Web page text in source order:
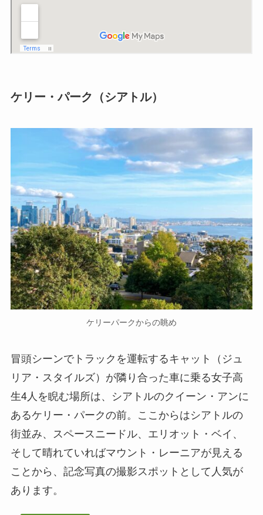
ケリー・パーク（シアトル）
ケリーパークからの眺め
冒頭シーンでトラックを運転するキャット（ジュ
リア・スタイルズ）が隣り合った車に乗る女子高
生4人を睨む場所は、シアトルのクイーン・アンに
あるケリー・パークの前。ここからはシアトルの
街並み、スペースニードル、エリオット・ベイ、
そして晴れていればマウント・レーニアが見える
ことから、記念写真の撮影スポットとして人気が
あります。